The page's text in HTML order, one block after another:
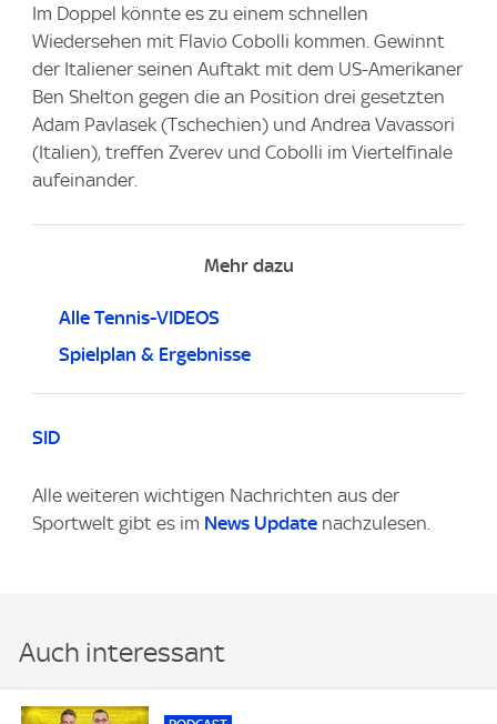
Im Doppel könnte es zu einem schnellen
Wiedersehen mit Flavio Cobolli kommen. Gewinnt
der Italiener seinen Auftakt mit dem US-Amerikaner
Ben Shelton gegen die an Position drei gesetzten
Adam Pavlasek (Tschechien) und Andrea Vavassori
(Italien), treffen Zverev und Cobolli im Viertelfinale
aufeinander.
Mehr dazu
Alle Tennis-VIDEOS
Spielplan & Ergebnisse
SID
Alle weiteren wichtigen Nachrichten aus der
Sportwelt gibt es im News Update nachzulesen.
Auch interessant